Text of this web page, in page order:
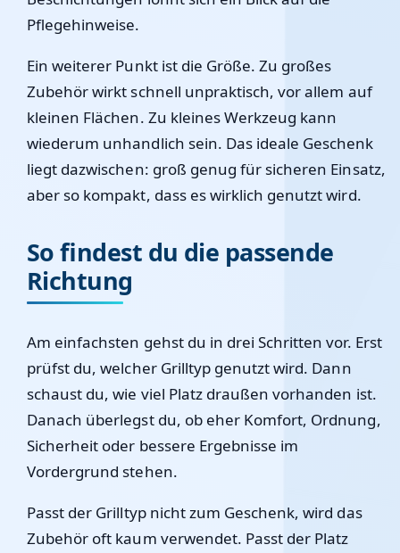
Pflegehinweise.
Ein weiterer Punkt ist die Größe. Zu großes
Zubehör wirkt schnell unpraktisch, vor allem auf
kleinen Flächen. Zu kleines Werkzeug kann
wiederum unhandlich sein. Das ideale Geschenk
liegt dazwischen: groß genug für sicheren Einsatz,
aber so kompakt, dass es wirklich genutzt wird.
So findest du die passende
Richtung
Am einfachsten gehst du in drei Schritten vor. Erst
prüfst du, welcher Grilltyp genutzt wird. Dann
schaust du, wie viel Platz draußen vorhanden ist.
Danach überlegst du, ob eher Komfort, Ordnung,
Sicherheit oder bessere Ergebnisse im
Vordergrund stehen.
Passt der Grilltyp nicht zum Geschenk, wird das
Zubehör oft kaum verwendet. Passt der Platz